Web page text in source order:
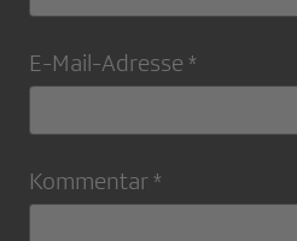
E-Mail-Adresse *
Kommentar *